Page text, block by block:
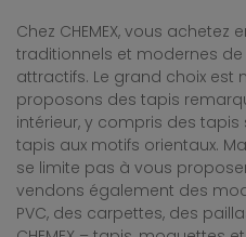
Chez CHEMEX, vous achetez
traditionnels et modernes
attractifs. Le grand choix est
proposons des tapis
intérieur, y compris des
tapis aux motifs orientaux.
se limite pas à vous
vendons également des
PVC, des carpettes, des